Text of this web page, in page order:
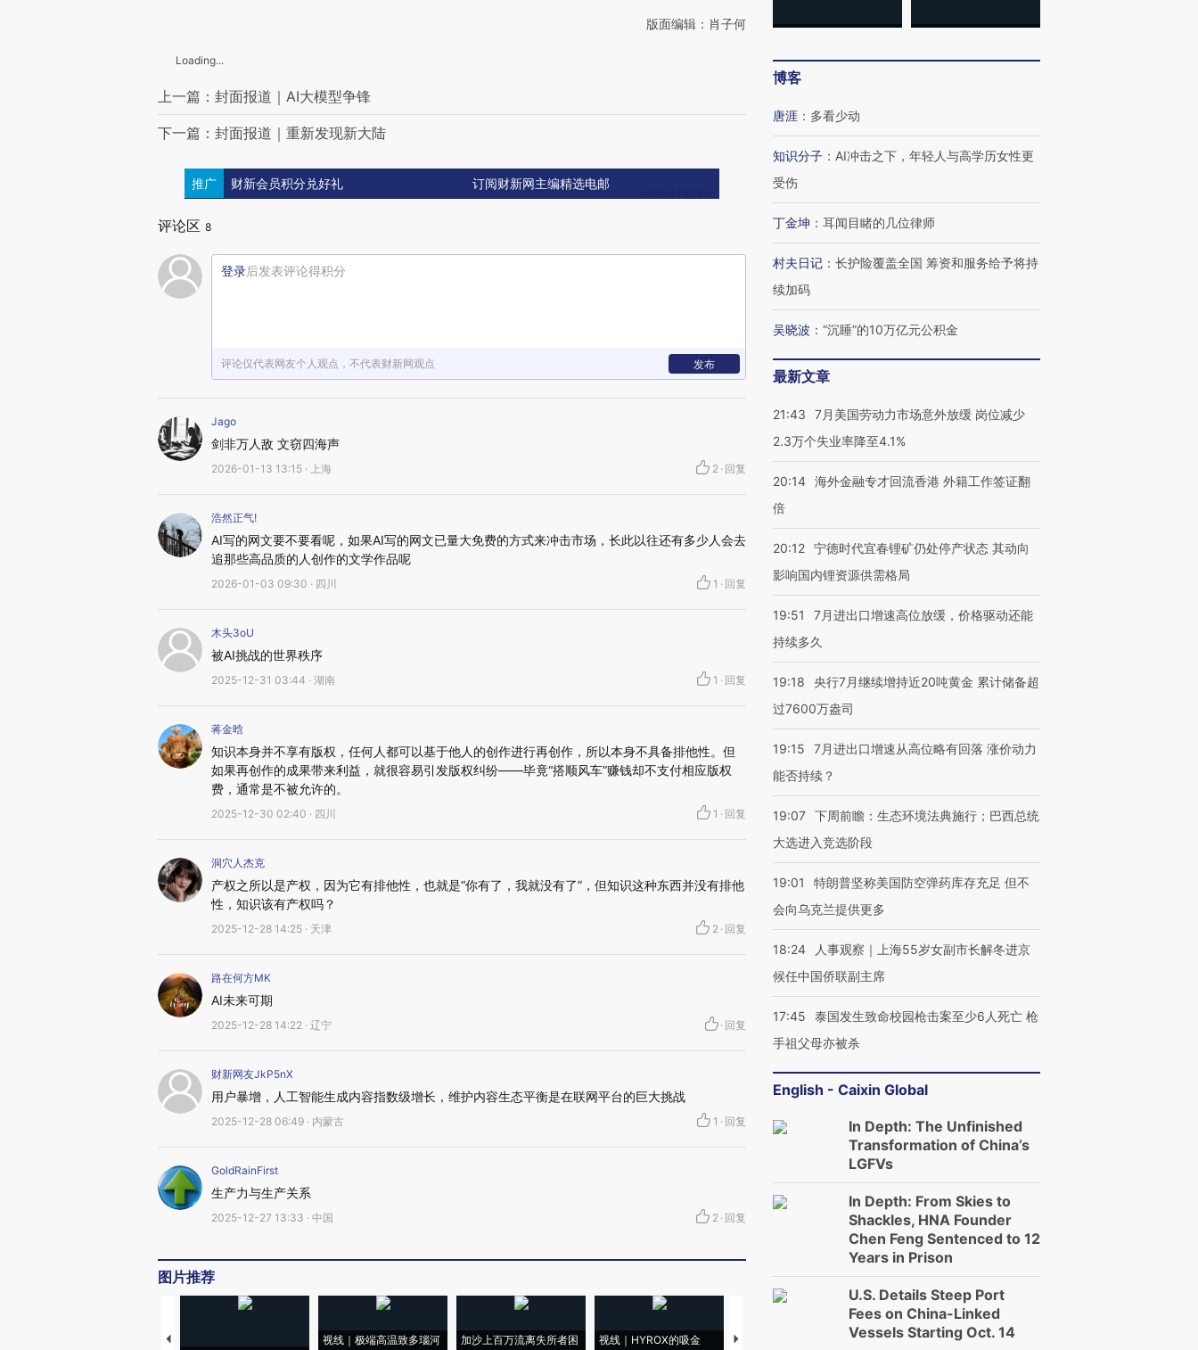
版面编辑：肖子何
Loading...
上一篇：封面报道｜AI大模型争锋
下一篇：封面报道｜重新发现新大陆
推广 财新会员积分兑好礼 订阅财新网主编精选电邮
评论区 8
登录后发表评论得积分
评论仅代表网友个人观点，不代表财新网观点 发布
Jago
剑非万人敌 文窃四海声
2026-01-13 13:15 · 上海 2 · 回复
浩然正气!
AI写的网文要不要看呢，如果AI写的网文已量大免费的方式来冲击市场，长此以往还有多少人会去
追那些高品质的人创作的文学作品呢
2026-01-03 09:30 · 四川 1 · 回复
木头3oU
被AI挑战的世界秩序
2025-12-31 03:44 · 湖南 1 · 回复
蒋金晗
知识本身并不享有版权，任何人都可以基于他人的创作进行再创作，所以本身不具备排他性。但
如果再创作的成果带来利益，就很容易引发版权纠纷——毕竟“搭顺风车”赚钱却不支付相应版权
费，通常是不被允许的。
2025-12-30 02:40 · 四川 1 · 回复
洞穴人杰克
产权之所以是产权，因为它有排他性，也就是“你有了，我就没有了”，但知识这种东西并没有排他
性，知识该有产权吗？
2025-12-28 14:25 · 天津 2 · 回复
路在何方MK
AI未来可期
2025-12-28 14:22 · 辽宁 · 回复
财新网友JkP5nX
用户暴增，人工智能生成内容指数级增长，维护内容生态平衡是在联网平台的巨大挑战
2025-12-28 06:49 · 内蒙古 1 · 回复
GoldRainFirst
生产力与生产关系
2025-12-27 13:33 · 中国 2 · 回复
图片推荐
视线｜极端高温致多瑙河
加沙上百万流离失所者困
视线｜HYROX的吸金
马航飞行员跨国走私7万
视线｜被称为“蟑螂”的印
视线｜“入侵”还是“人道危
博客
唐涯 ： 多看少动
知识分子 ： AI冲击之下，年轻人与高学历女性更
受伤
丁金坤 ： 耳闻目睹的几位律师
村夫日记 ： 长护险覆盖全国 筹资和服务给予将持
续加码
吴晓波 ： “沉睡”的10万亿元公积金
最新文章
21:43
7月美国劳动力市场意外放缓 岗位减少
2.3万个失业率降至4.1%
20:14 海外金融专才回流香港 外籍工作签证翻
倍
20:12 宁德时代宜春锂矿仍处停产状态 其动向
影响国内锂资源供需格局
19:51
7月进出口增速高位放缓，价格驱动还能
持续多久
19:18
央行7月继续增持近20吨黄金 累计储备超
过7600万盎司
19:15
7月进出口增速从高位略有回落 涨价动力
能否持续？
19:07 下周前瞻：生态环境法典施行；巴西总统
大选进入竞选阶段
19:01
特朗普坚称美国防空弹药库存充足 但不
会向乌克兰提供更多
18:24
人事观察｜上海55岁女副市长解冬进京
候任中国侨联副主席
17:45
泰国发生致命校园枪击案至少6人死亡 枪
手祖父母亦被杀
English - Caixin Global
In Depth: The Unfinished
Transformation of China’s
LGFVs
In Depth: From Skies to
Shackles, HNA Founder
Chen Feng Sentenced to 12
Years in Prison
U.S. Details Steep Port
Fees on China-Linked
Vessels Starting Oct. 14